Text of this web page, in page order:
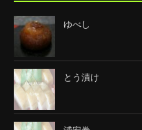
ゆべし
とう漬け